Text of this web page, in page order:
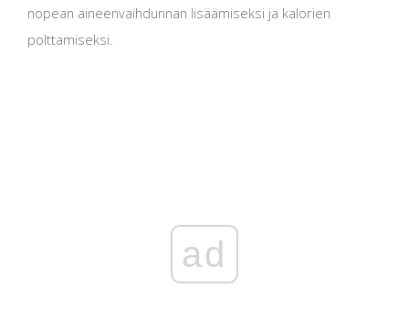
nopean aineenvaihdunnan lisäämiseksi ja kalorien
polttamiseksi.
ad